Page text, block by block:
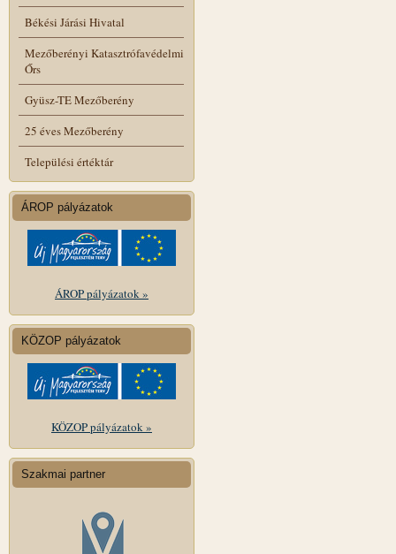
Békési Járási Hivatal
Mezőberényi Katasztrófavédelmi
Őrs
Gyüsz-TE Mezőberény
25 éves Mezőberény
Települési értéktár
ÁROP pályázatok
ÁROP pályázatok »
KÖZOP pályázatok
KÖZOP pályázatok »
Szakmai partner